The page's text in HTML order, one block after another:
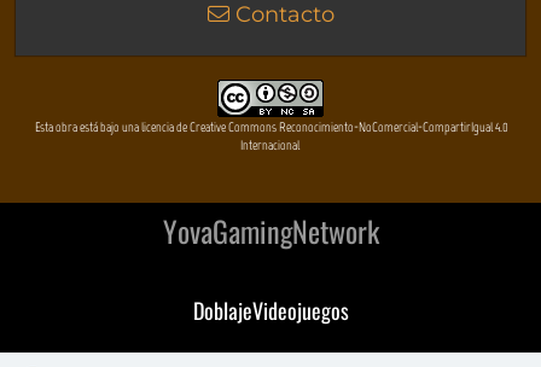
Contacto
Esta obra está bajo una licencia de Creative Commons Reconocimiento-NoComercial-CompartirIgual 4.0
Internacional
YovaGamingNetwork
DoblajeVideojuegos